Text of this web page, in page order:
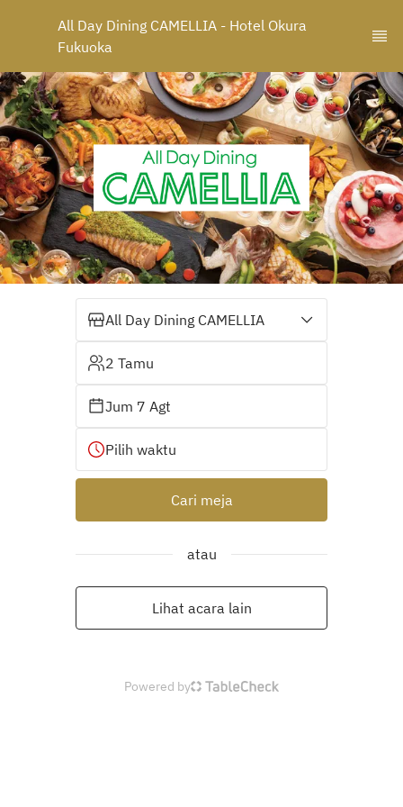
All Day Dining CAMELLIA - Hotel Okura
Fukuoka
All Day Dining CAMELLIA
2 Tamu
Jum 7 Agt
Pilih waktu
Cari meja
atau
Lihat acara lain
Powered by